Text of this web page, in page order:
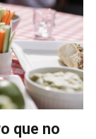
que no